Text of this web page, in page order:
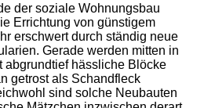
der soziale Wohnungsbau
Errichtung von günstigem
erschwert durch ständig neue
Gerade werden mitten in
abgrundtief hässliche Blöcke
getrost als Schandfleck
sind solche Neubauten